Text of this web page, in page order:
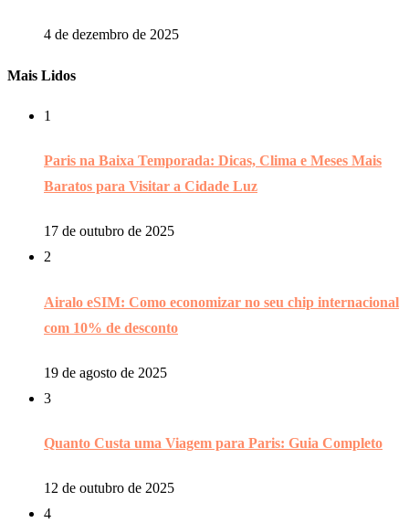
4 de dezembro de 2025
Mais Lidos
1
Paris na Baixa Temporada: Dicas, Clima e Meses Mais
Baratos para Visitar a Cidade Luz
17 de outubro de 2025
2
Airalo eSIM: Como economizar no seu chip internacional
com 10% de desconto
19 de agosto de 2025
3
Quanto Custa uma Viagem para Paris: Guia Completo
12 de outubro de 2025
4